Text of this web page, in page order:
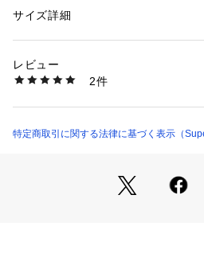
●ベトナム製
グシューズ「NB HANZO V V3」の
ューレースタイプに、男女ともに人
が軽量性、耐久性、グリップ性をア
性を向上させるために作られていま
●ロープロファイルシルエット
性別：キッズ・ベビー
ニング ＞ ランニングシューズ
商品番号：1540000433988
サイズ詳細
レビュー
2件
特定商取引に関する法律に基づく表示（